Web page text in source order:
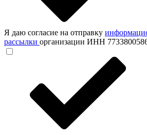
Я даю согласие на отправку
рассылки организации ИНН